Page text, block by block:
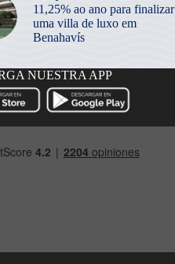
11,25% ao ano para finalizar
uma villa de luxo em
Benahavís
NUESTRA APP